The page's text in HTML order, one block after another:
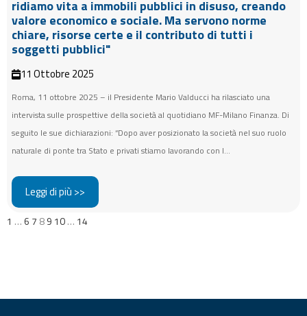
ridiamo vita a immobili pubblici in disuso, creando
valore economico e sociale. Ma servono norme
chiare, risorse certe e il contributo di tutti i
soggetti pubblici"
11 Ottobre 2025
Roma, 11 ottobre 2025 – il Presidente Mario Valducci ha rilasciato una
intervista sulle prospettive della società al quotidiano MF-Milano Finanza. Di
seguito le sue dichiarazioni: “Dopo aver posizionato la società nel suo ruolo
naturale di ponte tra Stato e privati stiamo lavorando con l...
Leggi di più >>
1 … 6 7 89 10… 14